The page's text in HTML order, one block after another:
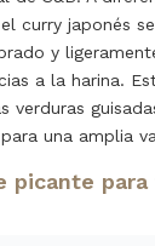
curry japonés
y
a la harina.
verduras
una amplia
picante